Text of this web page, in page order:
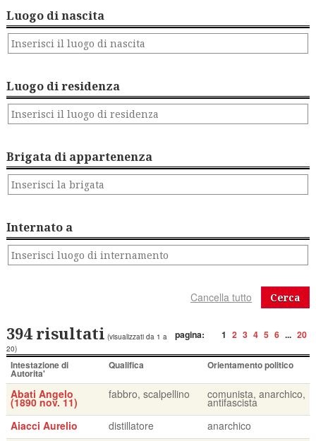
Luogo di nascita
Luogo di residenza
Brigata di appartenenza
Internato a
Cerca
pagina: 1 2 3 4 5 6 ... 20
394 risultati (visualizzati da 1 a
20)
Intestazione di
Autorita'
Qualifica Orientamento politico
Abati Angelo
(1890 nov. 11)
fabbro, scalpellino comunista, anarchico,
antifascista
Aiacci Aurelio
distillatore
anarchico